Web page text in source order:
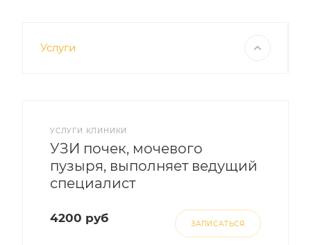
Услуги
УСЛУГИ КЛИНИКИ
УЗИ почек, мочевого
пузыря, выполняет ведущий
специалист
4200 руб ЗАПИСАТЬСЯ